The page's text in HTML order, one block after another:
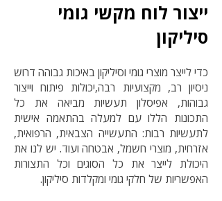
ייצור לוח מקשי גומי
סיליקון
כדי לייצר מוצרי גומי וסיליקון באיכות גבוהה דרוש
ניסיון רב, מקצועיות רבה,יכולות פיתוח וייצור
גבוהות, אפיסלון תעשיות מביאה את כל
התכונות הללו עם למעלה בהתאמה אישית
לתעשיות רבות: התעשייה הצבאית, הרפואית,
אזרחית, מוצרי חשמל, אבטחה ועוד. יש לנו את
היכולת לייצר את כל הסוגים וכל התצורות
האפשריות של חלקי גומי ומקלדות סיליקון.